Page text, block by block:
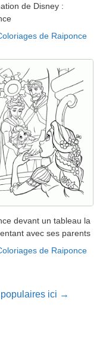
de Disney :
de Raiponce
devant un tableau la
avec ses parents
de Raiponce
ici →